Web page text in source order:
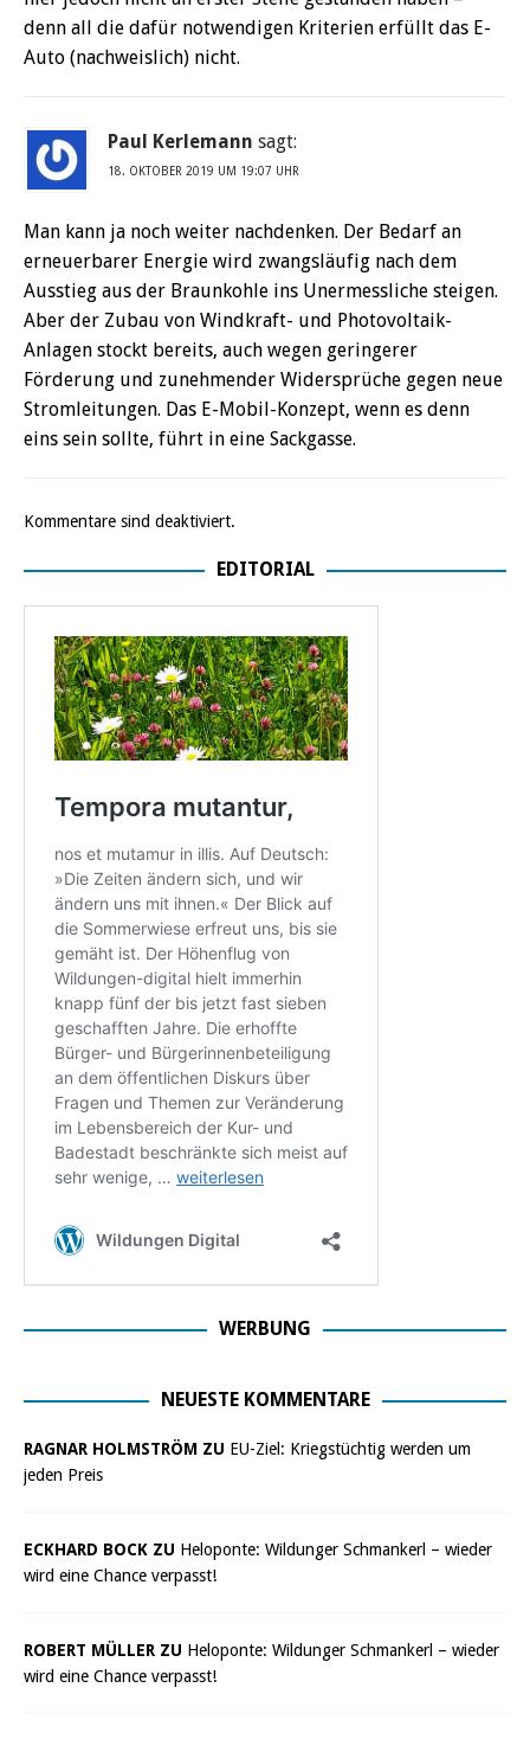
denn all die dafür notwendigen Kriterien erfüllt das E-
Auto (nachweislich) nicht.
Paul Kerlemann sagt:
18. OKTOBER 2019 UM 19:07 UHR
Man kann ja noch weiter nachdenken. Der Bedarf an
erneuerbarer Energie wird zwangsläufig nach dem
Ausstieg aus der Braunkohle ins Unermessliche steigen.
Aber der Zubau von Windkraft- und Photovoltaik-
Anlagen stockt bereits, auch wegen geringerer
Förderung und zunehmender Widersprüche gegen neue
Stromleitungen. Das E-Mobil-Konzept, wenn es denn
eins sein sollte, führt in eine Sackgasse.
Kommentare sind deaktiviert.
EDITORIAL
WERBUNG
NEUESTE KOMMENTARE
RAGNAR HOLMSTRÖM ZU EU-Ziel: Kriegstüchtig werden um
jeden Preis
ECKHARD BOCK ZU Heloponte: Wildunger Schmankerl – wieder
wird eine Chance verpasst!
ROBERT MÜLLER ZU Heloponte: Wildunger Schmankerl – wieder
wird eine Chance verpasst!